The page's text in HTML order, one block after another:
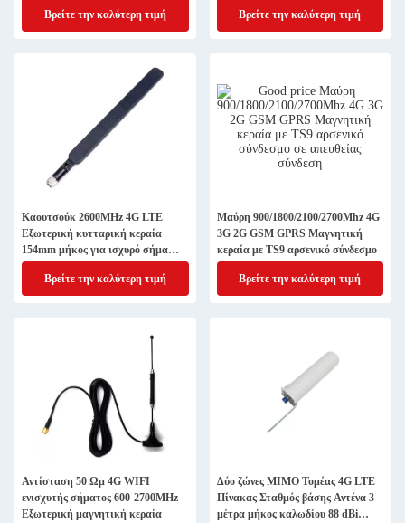
Βρείτε την καλύτερη τιμή Βρείτε την καλύτερη τιμή
Καουτσούκ 2600MHz 4G LTE
Εξωτερική κυτταρική κεραία
154mm μήκος για ισχυρό σήμα
δρομολογητή
Βρείτε την καλύτερη τιμή
Μαύρη 900/1800/2100/2700Mhz 4G
3G 2G GSM GPRS Μαγνητική
κεραία με TS9 αρσενικό σύνδεσμο
Βρείτε την καλύτερη τιμή
Αντίσταση 50 Ωμ 4G WIFI
ενισχυτής σήματος 600-2700MHz
Εξωτερική μαγνητική κεραία
Δύο ζώνες MIMO Τομέας 4G LTE
Πίνακας Σταθμός βάσης Αντένα 3
μέτρα μήκος καλωδίου 88 dBi